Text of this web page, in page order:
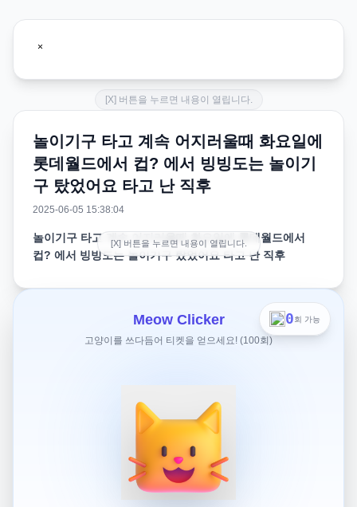
[X] 버튼을 누르면 내용이 열립니다.
놀이기구 타고 계속 어지러울때 화요일에
롯데월드에서 컵? 에서 빙빙도는 놀이기
구 탔었어요 타고 난 직후
2025-06-05 15:38:04
놀이기구 타고 계속 어지러울때 화요일에 롯데월드에서
컵? 에서 빙빙도는 놀이기구 탔었어요 타고 난 직후
화요일에 롯데월드에서 컵? 에서 빙빙도는 놀이기구 탔었
도 너무 어지러워요.. 병원 가야하나요? 무슨 병인건가요...
[X] 버튼을 누르면 내용이 열립니다.
0회 가능
Meow Clicker
고양이를 쓰다듬어 티켓을 얻으세요! (100회)